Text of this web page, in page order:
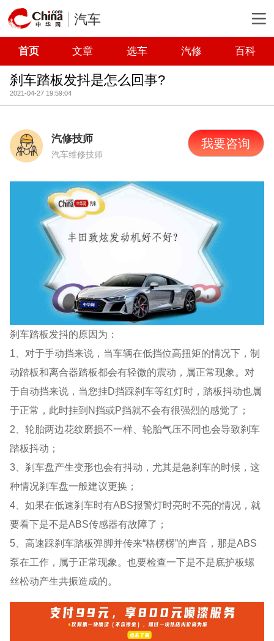
汽车
首页 文章 选车 汽修 百科
刹车踏板发抖是怎么回事?
2021-04-27 19:59:04
汽修技师
汽车维修技师
我要咨询
刹车踏板发抖的原因为：
1、对于手动挡来说，当车辆在低挡位高扭矩的情况下，制
动踏板和离合器踏板都会有轻微的震动，属正常现象。对
于自动挡来说，当您挂D挡踩刹车等红灯时，踏板抖动也属
于正常，此时挂到N挡或P挡就不会有很强烈的感觉了；
2、轮胎两边花纹磨损不一样、轮胎气压不同也会导致刹车
踏板抖动；
3、刹车盘产生变形也会有抖动，尤其是急刹车的时候，这
种情况刹车盘一般建议更换；
4、如果在低速刹车时有ABS报警灯时亮时不亮的情况，就
要看下是不是ABS传感器有故障了；
5、高速踩刹车踏板弹脚并传来“格楞楞”的声音，那是ABS
泵在工作，属于正常现象。也要检查一下是不是底护板螺
丝松动产生共振造成的。